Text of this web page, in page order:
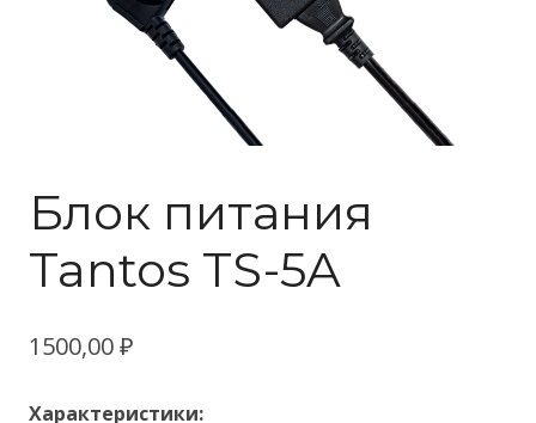
Блок питания
Tantos TS-5A
1500,00₽
Характеристики: